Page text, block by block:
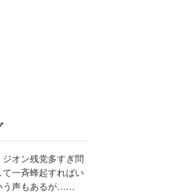
ジオン残党多すぎ問
一斉蜂起すればい
う声もあるが……